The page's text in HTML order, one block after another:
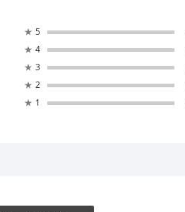
★ 5
★ 4
★ 3
★ 2
★ 1